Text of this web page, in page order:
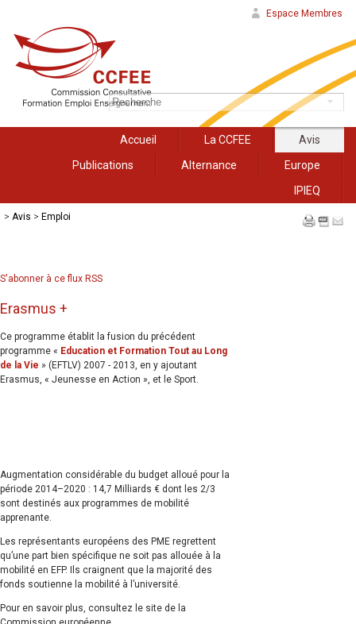
Espace Membres
Accueil La CCFEE
Avis
Publications
Alternance
Europe
IPIEQ
> Avis > Emploi
S'abonner à ce flux RSS
Erasmus +
Ce programme établit la fusion du précédent
programme « Education et Formation Tout au Long
de la Vie » (EFTLV) 2007 - 2013, en y ajoutant
Erasmus, « Jeunesse en Action », et le Sport.
Augmentation considérable du budget alloué pour la
période 2014–2020 : 14,7 Milliards € dont les 2/3
sont destinés aux programmes de mobilité
apprenante.
Les représentants européens des PME regrettent
qu’une part bien spécifique ne soit pas allouée à la
mobilité en EFP. Ils craignent que la majorité des
fonds soutienne la mobilité à l’université.
Pour en savoir plus, consultez le site de la